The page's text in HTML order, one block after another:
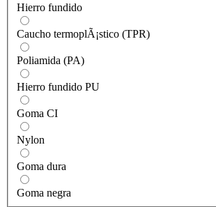
Hierro fundido
Caucho termoplÃ¡stico (TPR)
Poliamida (PA)
Hierro fundido PU
Goma CI
Nylon
Goma dura
Goma negra